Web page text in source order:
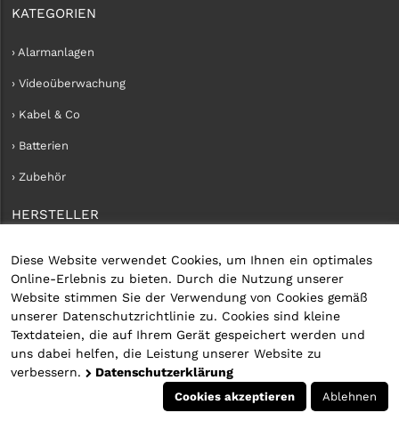
Diese Website verwendet Cookies, um Ihnen ein optimales
Online-Erlebnis zu bieten. Durch die Nutzung unserer
Website stimmen Sie der Verwendung von Cookies gemäß
unserer Datenschutzrichtlinie zu. Cookies sind kleine
Textdateien, die auf Ihrem Gerät gespeichert werden und
uns dabei helfen, die Leistung unserer Website zu
verbessern.
Datenschutzerklärung
Cookies akzeptieren Ablehnen
KATEGORIEN
› Alarmanlagen
› Videoüberwachung
› Kabel & Co
› Batterien
› Zubehör
HERSTELLER
› iConnect
KUNDENKONTO
› Kundenservice
› Kundenkonto erstellen